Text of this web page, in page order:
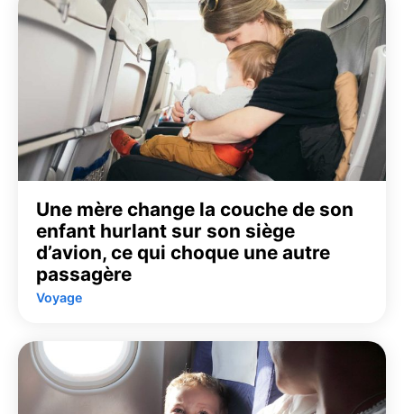
Une mère change la couche de son
enfant hurlant sur son siège
d’avion, ce qui choque une autre
passagère
Voyage